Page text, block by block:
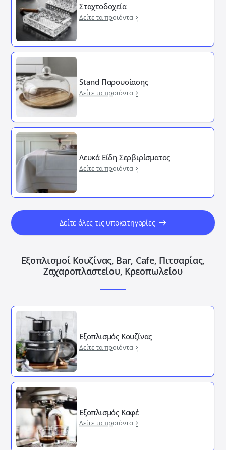
Σταχτοδοχεία
Δείτε τα προιόντα
Stand Παρουσίασης
Δείτε τα προιόντα
Λευκά Είδη Σερβιρίσματος
Δείτε τα προιόντα
Δείτε όλες τις υποκατηγορίες
Εξοπλισμοί Κουζίνας, Bar, Cafe, Πιτσαρίας,
Ζαχαροπλαστείου, Κρεοπωλείου
Εξοπλισμός Κουζίνας
Δείτε τα προιόντα
Εξοπλισμός Καφέ
Δείτε τα προιόντα